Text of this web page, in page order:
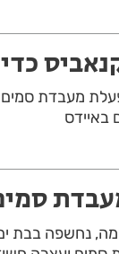
מעבדת
באיידס
נחשפה בבת